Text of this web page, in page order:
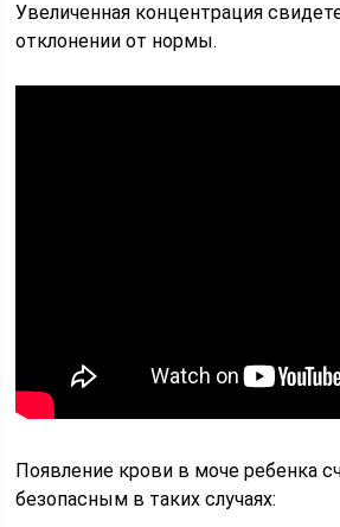
Увеличенная концентрация
отклонении от нормы.
Появление крови в моче ребенка
безопасным в таких случаях: